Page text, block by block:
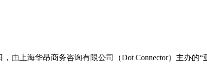
，由上海华昂商务咨询有限公司（Dot Connector）主办